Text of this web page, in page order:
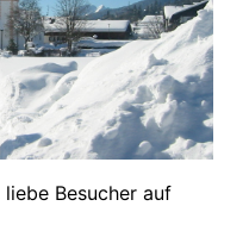
liebe Besucher auf